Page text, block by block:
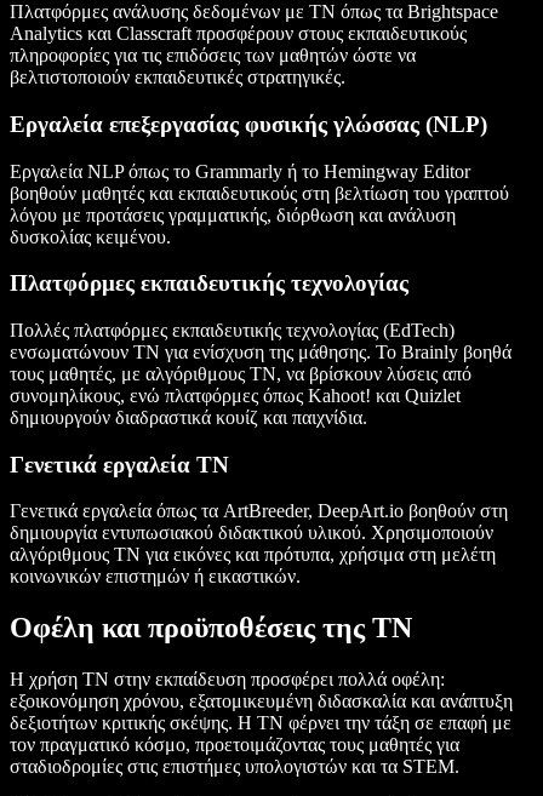
Πλατφόρμες ανάλυσης δεδομένων με ΤΝ όπως τα Brightspace
Analytics και Classcraft προσφέρουν στους εκπαιδευτικούς
πληροφορίες για τις επιδόσεις των μαθητών ώστε να
βελτιστοποιούν εκπαιδευτικές στρατηγικές.
Εργαλεία επεξεργασίας φυσικής γλώσσας (NLP)
Εργαλεία NLP όπως το Grammarly ή το Hemingway Editor
βοηθούν μαθητές και εκπαιδευτικούς στη βελτίωση του γραπτού
λόγου με προτάσεις γραμματικής, διόρθωση και ανάλυση
δυσκολίας κειμένου.
Πλατφόρμες εκπαιδευτικής τεχνολογίας
Πολλές πλατφόρμες εκπαιδευτικής τεχνολογίας (EdTech)
ενσωματώνουν ΤΝ για ενίσχυση της μάθησης. Το Brainly βοηθά
τους μαθητές, με αλγόριθμους ΤΝ, να βρίσκουν λύσεις από
συνομηλίκους, ενώ πλατφόρμες όπως Kahoot! και Quizlet
δημιουργούν διαδραστικά κουίζ και παιχνίδια.
Γενετικά εργαλεία ΤΝ
Γενετικά εργαλεία όπως τα ArtBreeder, DeepArt.io βοηθούν στη
δημιουργία εντυπωσιακού διδακτικού υλικού. Χρησιμοποιούν
αλγόριθμους ΤΝ για εικόνες και πρότυπα, χρήσιμα στη μελέτη
κοινωνικών επιστημών ή εικαστικών.
Οφέλη και προϋποθέσεις της ΤΝ
Η χρήση ΤΝ στην εκπαίδευση προσφέρει πολλά οφέλη:
εξοικονόμηση χρόνου, εξατομικευμένη διδασκαλία και ανάπτυξη
δεξιοτήτων κριτικής σκέψης. Η ΤΝ φέρνει την τάξη σε επαφή με
τον πραγματικό κόσμο, προετοιμάζοντας τους μαθητές για
σταδιοδρομίες στις επιστήμες υπολογιστών και τα STEM.